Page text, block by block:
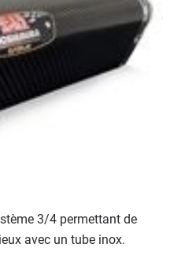
3/4 permettant de
avec un tube inox.